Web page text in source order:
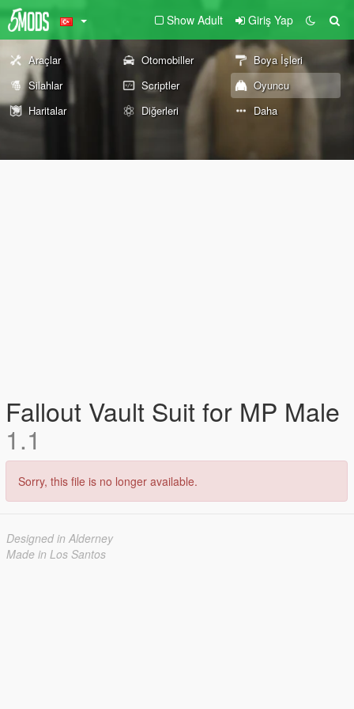
Show Adult Giriş Yap
Araçlar Otomobiller
Boya İşleri
Silahlar
Scriptler
Oyuncu
Haritalar
Diğerleri Daha
Fallout Vault Suit for MP Male
1.1
Sorry, this file is no longer available.
Designed in Alderney
Made in Los Santos